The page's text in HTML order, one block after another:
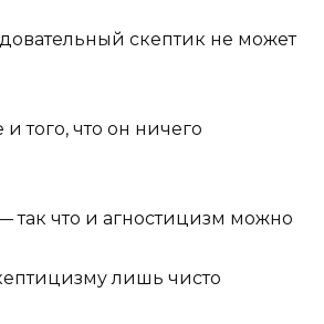
скептик не может
того, что он ничего
так что и агностицизм можно
лишь чисто